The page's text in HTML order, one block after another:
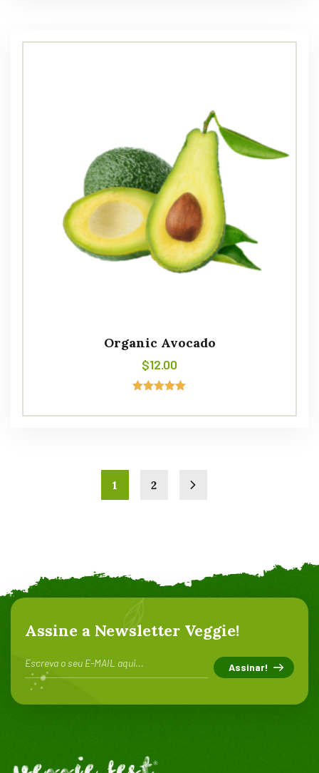
Organic Avocado
$12.00
1 2
Assine a Newsletter Veggie!